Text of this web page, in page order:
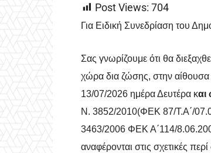
Post Views: 704
Για Ειδική Συνεδρίαση του
Σας γνωρίζουμε ότι θα
χώρα δια ζώσης, στην
13/07/2026 ημέρα Δευτέρα και
Ν. 3852/2010(ΦΕΚ 87/Τ.Α΄/
3463/2006 ΦΕΚ Α΄114/
αναφέρονται στις σχετικές